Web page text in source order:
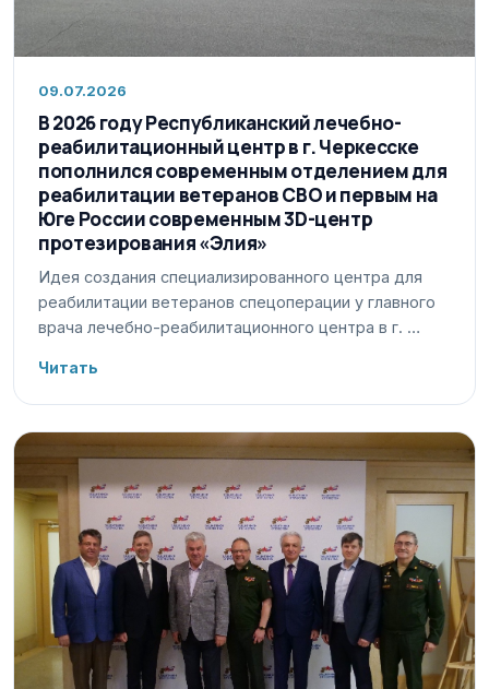
09.07.2026
В 2026 году Республиканский лечебно-
реабилитационный центр в г. Черкесске
пополнился современным отделением для
реабилитации ветеранов СВО и первым на
Юге России современным 3D-центр
протезирования «Элия»
Идея создания специализированного центра для
реабилитации ветеранов спецоперации у главного
врача лечебно-реабилитационного центра в г. …
Читать